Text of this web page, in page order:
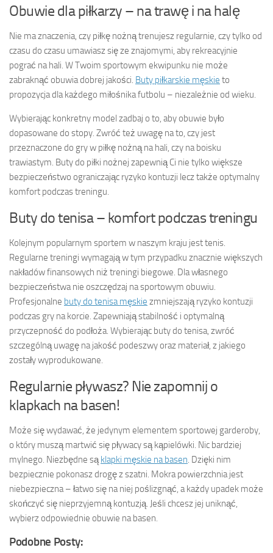
Obuwie dla piłkarzy – na trawę i na halę
Nie ma znaczenia, czy piłkę nożną trenujesz regularnie, czy tylko od
czasu do czasu umawiasz się ze znajomymi, aby rekreacyjnie
pograć na hali. W Twoim sportowym ekwipunku nie może
zabraknąć obuwia dobrej jakości. Buty piłkarskie męskie to
propozycja dla każdego miłośnika futbolu – niezależnie od wieku.
Wybierając konkretny model zadbaj o to, aby obuwie było
dopasowane do stopy. Zwróć też uwagę na to, czy jest
przeznaczone do gry w piłkę nożną na hali, czy na boisku
trawiastym. Buty do piłki nożnej zapewnią Ci nie tylko większe
bezpieczeństwo ograniczając ryzyko kontuzji lecz także optymalny
komfort podczas treningu.
Buty do tenisa – komfort podczas treningu
Kolejnym popularnym sportem w naszym kraju jest tenis.
Regularne treningi wymagają w tym przypadku znacznie większych
nakładów finansowych niż treningi biegowe. Dla własnego
bezpieczeństwa nie oszczędzaj na sportowym obuwiu.
Profesjonalne buty do tenisa męskie zmniejszają ryzyko kontuzji
podczas gry na korcie. Zapewniają stabilność i optymalną
przyczepność do podłoża. Wybierając buty do tenisa, zwróć
szczególną uwagę na jakość podeszwy oraz materiał, z jakiego
zostały wyprodukowane.
Regularnie pływasz? Nie zapomnij o
klapkach na basen!
Może się wydawać, że jedynym elementem sportowej garderoby,
o który muszą martwić się pływacy są kąpielówki. Nic bardziej
mylnego. Niezbędne sąklapki męskie na basen. Dzięki nim
bezpiecznie pokonasz drogę z szatni. Mokra powierzchnia jest
niebezpieczna – łatwo się na niej poślizgnąć, a każdy upadek może
skończyć się nieprzyjemną kontuzją. Jeśli chcesz jej uniknąć,
wybierz odpowiednie obuwie na basen.
Podobne Posty: